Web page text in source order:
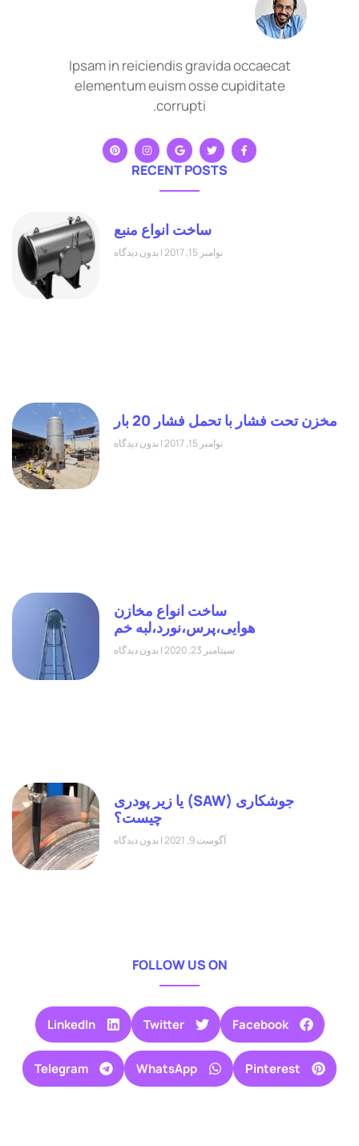
Ipsam in reiciendis gravida occaecat
elementum euism osse cupiditate
corrupti.
RECENT POSTS
ساخت انواع منبع
نوامبر 15, 2017 بدون دیدگاه
مخزن تحت فشار با تحمل فشار 20 بار
نوامبر 15, 2017 بدون دیدگاه
ساخت انواع مخازن
هوایی،پرس،نورد،لبه خم
سپتامبر 23, 2020 بدون دیدگاه
جوشکاری (SAW) یا زیر پودری
چیست؟
آگوست 9, 2021 بدون دیدگاه
FOLLOW US ON
Facebook
Twitter
LinkedIn
Pinterest
WhatsApp
Telegram